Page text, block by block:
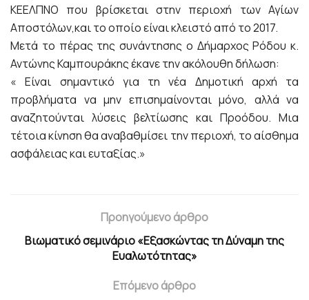
ΚΕΕΛΠΝΟ που βρίσκεται στην περιοχή των Αγίων
Αποστόλων,και το οποίο είναι κλειστό από το 2017.
Μετά το πέρας της συνάντησης ο Δήμαρχος Ρόδου κ.
Αντώνης Καμπουράκης έκανε την ακόλουθη δήλωση:
« Είναι σημαντικό για τη νέα Δημοτική αρχή τα
προβλήματα να μην επισημαίνονται μόνο, αλλά να
αναζητούνται λύσεις βελτίωσης και Προόδου. Μια
τέτοια κίνηση θα αναβαθμίσει την περιοχή, το αίσθημα
ασφάλειας και ευταξίας.»
Προηγούμενο άρθρο
Βιωματικό σεμινάριο «Εξασκώντας τη Δύναμη της
Ευαλωτότητας»
Επόμενο άρθρο